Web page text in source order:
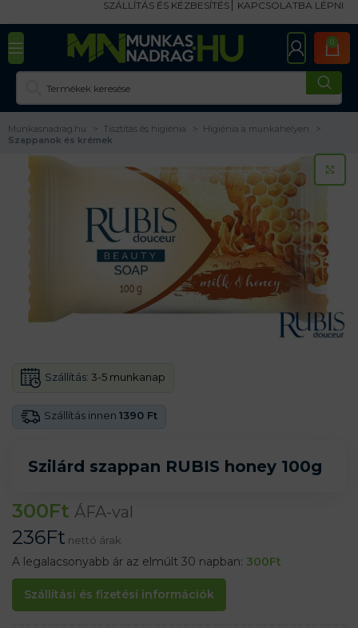
SZÁLLÍTÁS ÉS KÉZBESÍTÉS KAPCSOLATBA LÉPNI
0
Munkasnadrag.hu Tisztítás és higiénia
Higiénia a munkahelyen
Szappanok és krémek
Szilárd szappan RUBIS honey 100g
Szállítás innen 1390 Ft
Szállítás: 3-5 munkanap
300Ft ÁFA-val
236Ft nettó árak
A legalacsonyabb ár az elmúlt 30 napban: 300Ft
Szállítási és fizetési információk